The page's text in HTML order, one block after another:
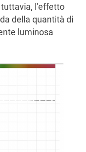
l’effetto
della quantità di
luminosa